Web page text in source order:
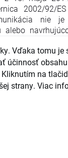
2002/92/
nie je
o zneužívaní
6/ES a
nariadenie
regulačné
prezentáciu
Vďaka tomu je
účinnosť
na
strany. Viac